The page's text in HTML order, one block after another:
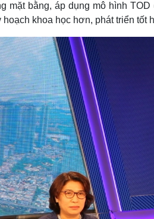
mặt bằng, áp dụng mô hình
khoa học hơn, phát triển tốt